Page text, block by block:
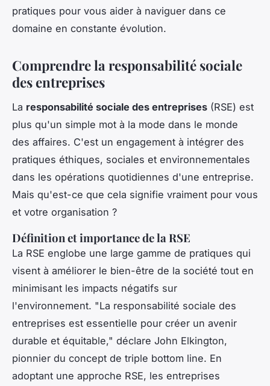
pratiques pour vous aider à naviguer dans ce
domaine en constante évolution.
Comprendre la responsabilité sociale
des entreprises
La responsabilité sociale des entreprises (RSE) est
plus qu'un simple mot à la mode dans le monde
des affaires. C'est un engagement à intégrer des
pratiques éthiques, sociales et environnementales
dans les opérations quotidiennes d'une entreprise.
Mais qu'est-ce que cela signifie vraiment pour vous
et votre organisation ?
Définition et importance de la RSE
La RSE englobe une large gamme de pratiques qui
visent à améliorer le bien-être de la société tout en
minimisant les impacts négatifs sur
l'environnement. "La responsabilité sociale des
entreprises est essentielle pour créer un avenir
durable et équitable," déclare John Elkington,
pionnier du concept de triple bottom line. En
adoptant une approche RSE, les entreprises